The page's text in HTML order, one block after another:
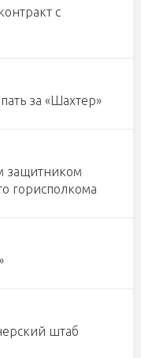
с
за «Шахтер»
защитником
горисполкома
штаб